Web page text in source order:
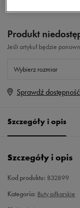
Produkt
Jeśli artykuł będzie
Wybierz rozmiar
Rozmiary EU
38 23,3 cm
Sprawdź
Szczegóły i opis
Szczegóły i opis
Kod produktu: B32899
Kategoria: Buty piłkarskie